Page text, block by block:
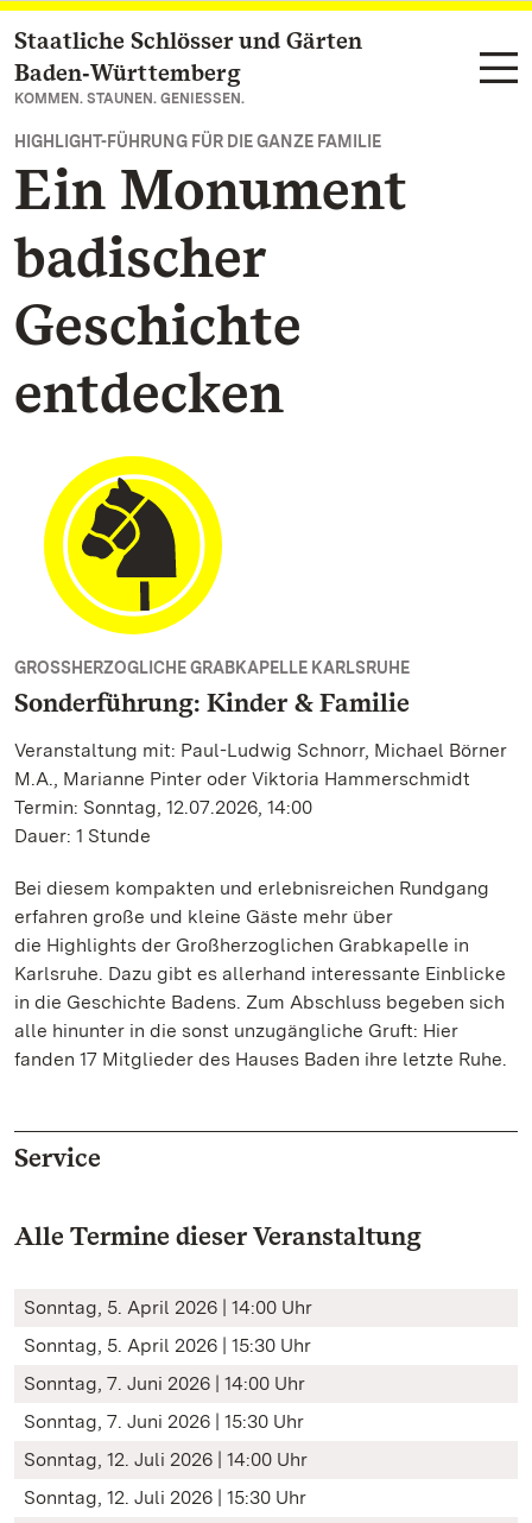
Zum Hauptinhalt springen
Staatliche Schlösser und Gärten
Baden‑Württemberg
KOMMEN. STAUNEN. GENIESSEN.
HIGHLIGHT-FÜHRUNG FÜR DIE GANZE FAMILIE
Ein Monument
badischer
Geschichte
entdecken
GROSSHERZOGLICHE GRABKAPELLE KARLSRUHE
Sonderführung: Kinder & Familie
Veranstaltung mit: Paul-Ludwig Schnorr, Michael Börner
M.A., Marianne Pinter oder Viktoria Hammerschmidt
Termin: Sonntag, 12.07.2026, 14:00
Dauer: 1 Stunde
Bei diesem kompakten und erlebnisreichen Rundgang
erfahren große und kleine Gäste mehr über
die Highlights der Großherzoglichen Grabkapelle in
Karlsruhe. Dazu gibt es allerhand interessante Einblicke
in die Geschichte Badens. Zum Abschluss begeben sich
alle hinunter in die sonst unzugängliche Gruft: Hier
fanden 17 Mitglieder des Hauses Baden ihre letzte Ruhe.
Service
Alle Termine dieser Veranstaltung
Sonntag, 5. April 2026 | 14:00 Uhr
Sonntag, 5. April 2026 | 15:30 Uhr
Sonntag, 7. Juni 2026 | 14:00 Uhr
Sonntag, 7. Juni 2026 | 15:30 Uhr
Sonntag, 12. Juli 2026 | 14:00 Uhr
Sonntag, 12. Juli 2026 | 15:30 Uhr